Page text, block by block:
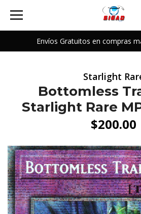
Envíos Gratuitos en compras
Starlight
Bottomless
Starlight Rare
$200.00